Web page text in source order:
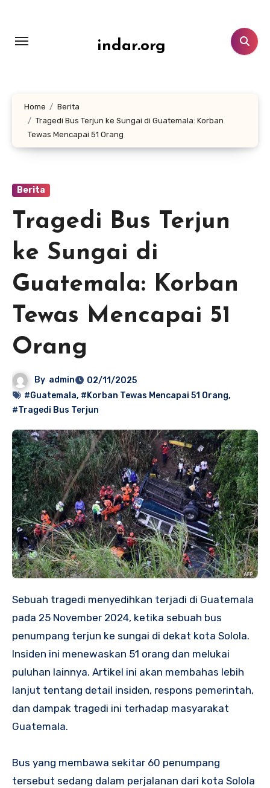
konten
indar.org
Home
Berita
Tragedi Bus Terjun ke Sungai di Guatemala: Korban
Tewas Mencapai 51 Orang
Berita
Tragedi Bus Terjun
ke Sungai di
Guatemala: Korban
Tewas Mencapai 51
Orang
By admin
02/11/2025
#Guatemala, #Korban Tewas Mencapai 51 Orang,
#Tragedi Bus Terjun
Sebuah tragedi menyedihkan terjadi di Guatemala
pada 25 November 2024, ketika sebuah bus
penumpang terjun ke sungai di dekat kota Solola.
Insiden ini menewaskan 51 orang dan melukai
puluhan lainnya. Artikel ini akan membahas lebih
lanjut tentang detail insiden, respons pemerintah,
dan dampak tragedi ini terhadap masyarakat
Guatemala.
Bus yang membawa sekitar 60 penumpang
tersebut sedang dalam perjalanan dari kota Solola